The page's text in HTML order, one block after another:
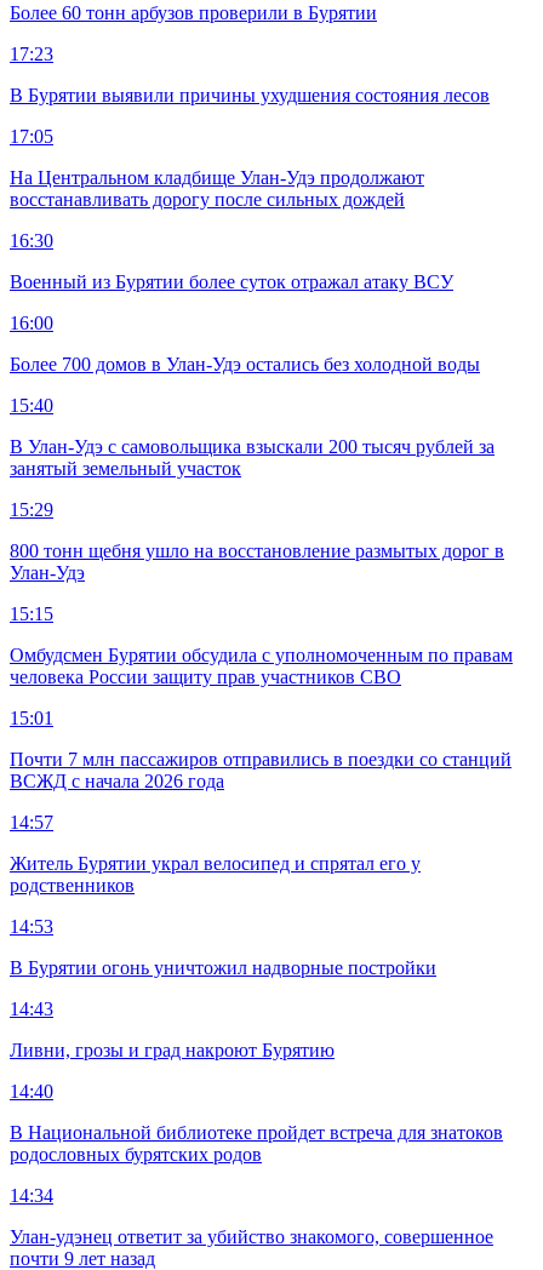
Более 60 тонн арбузов проверили в Бурятии
17:23
В Бурятии выявили причины ухудшения состояния лесов
17:05
На Центральном кладбище Улан-Удэ продолжают
восстанавливать дорогу после сильных дождей
16:30
Военный из Бурятии более суток отражал атаку ВСУ
16:00
Более 700 домов в Улан-Удэ остались без холодной воды
15:40
В Улан-Удэ с самовольщика взыскали 200 тысяч рублей за
занятый земельный участок
15:29
800 тонн щебня ушло на восстановление размытых дорог в
Улан-Удэ
15:15
Омбудсмен Бурятии обсудила с уполномоченным по правам
человека России защиту прав участников СВО
15:01
Почти 7 млн пассажиров отправились в поездки со станций
ВСЖД с начала 2026 года
14:57
Житель Бурятии украл велосипед и спрятал его у
родственников
14:53
В Бурятии огонь уничтожил надворные постройки
14:43
Ливни, грозы и град накроют Бурятию
14:40
В Национальной библиотеке пройдет встреча для знатоков
родословных бурятских родов
14:34
Улан-удэнец ответит за убийство знакомого, совершенное
почти 9 лет назад